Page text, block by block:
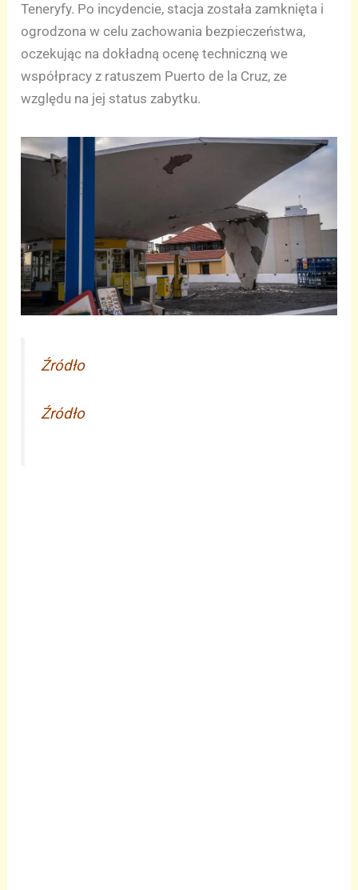
Teneryfy. Po incydencie, stacja została zamknięta i
ogrodzona w celu zachowania bezpieczeństwa,
oczekując na dokładną ocenę techniczną we
współpracy z ratuszem Puerto de la Cruz, ze
względu na jej status zabytku.
Źródło
Źródło